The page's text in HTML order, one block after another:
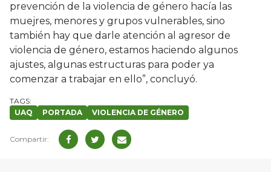
prevención de la violencia de género hacía las
muejres, menores y grupos vulnerables, sino
también hay que darle atención al agresor de
violencia de género, estamos haciendo algunos
ajustes, algunas estructuras para poder ya
comenzar a trabajar en ello”, concluyó.
UAQ PORTADA VIOLENCIA DE GÉNERO